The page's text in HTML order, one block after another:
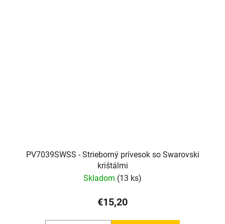
PV7039SWSS - Strieborný prívesok so Swarovski
krištálmi
Skladom (13 ks)
€15,20